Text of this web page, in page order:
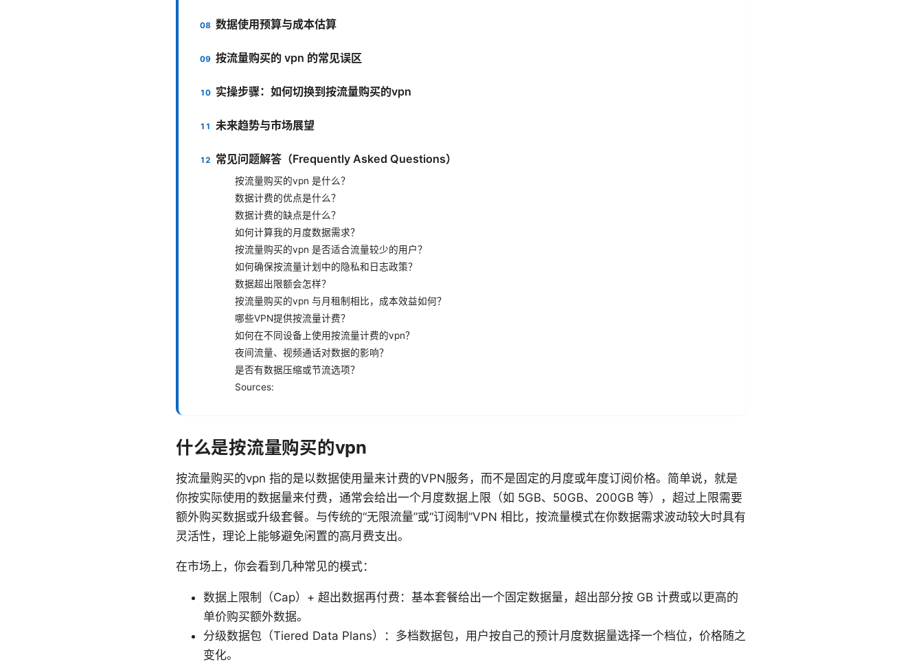
数据使用预算与成本估算
按流量购买的 vpn 的常见误区
实操步骤：如何切换到按流量购买的vpn
未来趋势与市场展望
常见问题解答（Frequently Asked Questions）
按流量购买的vpn 是什么？
数据计费的优点是什么？
数据计费的缺点是什么？
如何计算我的月度数据需求？
按流量购买的vpn 是否适合流量较少的用户？
如何确保按流量计划中的隐私和日志政策？
数据超出限额会怎样？
按流量购买的vpn 与月租制相比，成本效益如何？
哪些VPN提供按流量计费？
如何在不同设备上使用按流量计费的vpn？
夜间流量、视频通话对数据的影响？
是否有数据压缩或节流选项？
Sources:
什么是按流量购买的vpn
按流量购买的vpn 指的是以数据使用量来计费的VPN服务，而不是固定的月度或年度订阅价格。简单说，就是
你按实际使用的数据量来付费，通常会给出一个月度数据上限（如 5GB、50GB、200GB 等），超过上限需要
额外购买数据或升级套餐。与传统的“无限流量”或“订阅制”VPN 相比，按流量模式在你数据需求波动较大时具有
灵活性，理论上能够避免闲置的高月费支出。
在市场上，你会看到几种常见的模式：
数据上限制（Cap）+ 超出数据再付费：基本套餐给出一个固定数据量，超出部分按 GB 计费或以更高的
单价购买额外数据。
分级数据包（Tiered Data Plans）：多档数据包，用户按自己的预计月度数据量选择一个档位，价格随之
变化。